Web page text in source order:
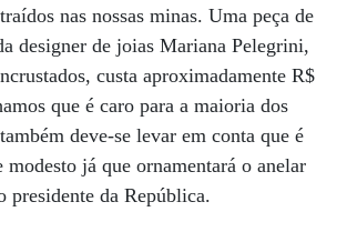
nas nossas minas. Uma peça de
designer de joias Mariana Pelegrini,
custa aproximadamente R$
que é caro para a maioria dos
deve-se levar em conta que é
modesto já que ornamentará o anelar
presidente da República.